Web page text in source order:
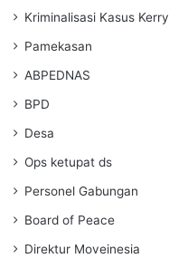
Kriminalisasi Kasus Kerry
Pamekasan
ABPEDNAS
BPD
Desa
Ops ketupat ds
Personel Gabungan
Board of Peace
Direktur Moveinesia